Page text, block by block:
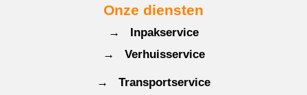
Onze diensten
→ Inpakservice
→ Verhuisservice
→ Transportservice